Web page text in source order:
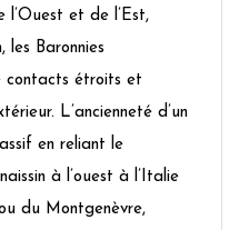
l’Ouest et de l’Est,
les Baronnies
contacts étroits et
L’ancienneté d’un
en reliant le
à l’ouest à l’Italie
du Montgenèvre,